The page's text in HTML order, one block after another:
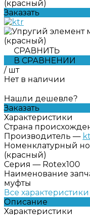
(красный)
Заказать
СРАВНИТЬ
В СРАВНЕНИИ
/ шт
Нет в наличии
Нашли дешевле?
Заказать
Характеристики
Страна
Производитель —
Номенклатурный
(красный)
Серия — Rotex100
Наименование
муфты
Все характеристики
Описание
Характеристики